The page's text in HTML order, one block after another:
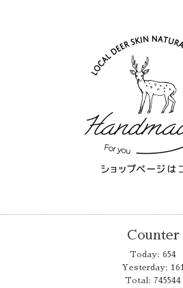
Counter
Today: 654
Yesterday: 161
Total: 745544